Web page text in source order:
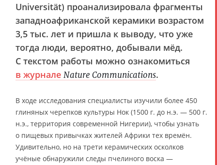
Universität) проанализировала фрагменты
западноафриканской керамики возрастом
3,5 тыс. лет и пришла к выводу, что уже
тогда люди, вероятно, добывали мёд.
С текстом работы можно ознакомиться
в журнале Nature Communications.
В ходе исследования специалисты изучили более 450
глиняных черепков культуры Нок (1500 г. до н.э. — 500 г.
н.э., территория современной Нигерии), чтобы узнать
о пищевых привычках жителей Африки тех времён.
Удивительно, но на трети керамических осколков
учёные обнаружили следы пчелиного воска —